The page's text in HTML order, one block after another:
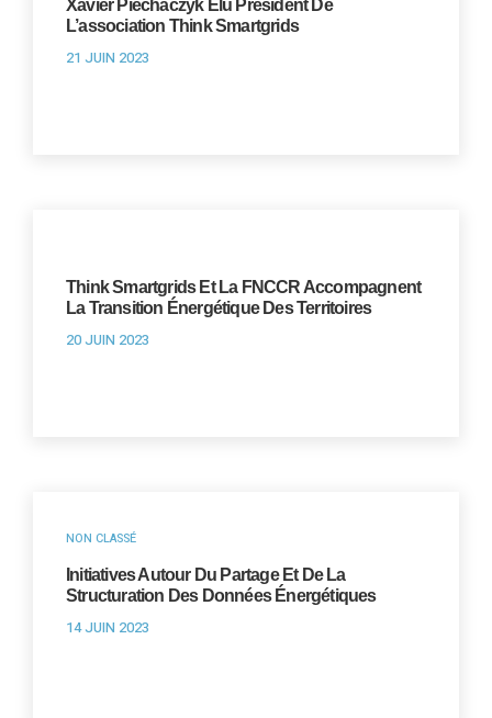
Xavier Piechaczyk Élu Président De
L’association Think Smartgrids
21 JUIN 2023
Think Smartgrids Et La FNCCR Accompagnent
La Transition Énergétique Des Territoires
20 JUIN 2023
NON CLASSÉ
Initiatives Autour Du Partage Et De La
Structuration Des Données Énergétiques
14 JUIN 2023